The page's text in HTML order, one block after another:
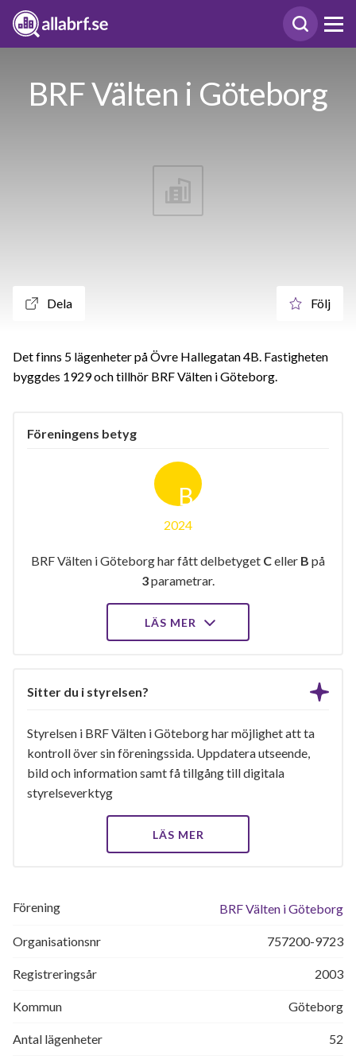
BRF Välten i Göteborg
Dela Följ
Det finns 5 lägenheter på Övre Hallegatan 4B. Fastigheten
byggdes 1929 och tillhör BRF Välten i Göteborg.
Föreningens betyg
B
2024
BRF Välten i Göteborg har fått delbetyget Celler B på
3parametrar.
LÄS MER
Sitter du i styrelsen?
Styrelsen i BRF Välten i Göteborg har möjlighet att ta
kontroll över sin föreningssida. Uppdatera utseende,
bild och information samt få tillgång till digitala
styrelseverktyg
LÄS MER
Förening BRF Välten i Göteborg
Organisationsnr 757200-9723
Registreringsår 2003
Kommun Göteborg
Antal lägenheter 52